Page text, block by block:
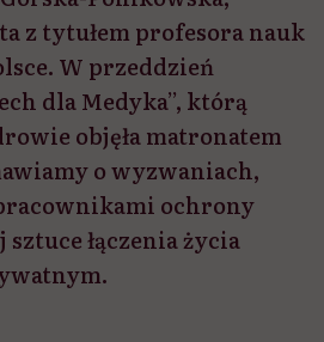
z tytułem profesora nauk
W przeddzień
dla Medyka”, którą
objęła matronatem
o wyzwaniach,
ochrony
łączenia życia